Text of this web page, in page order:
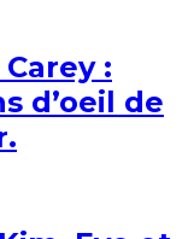
:
d’oeil de